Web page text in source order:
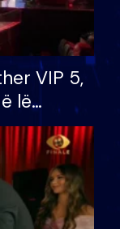
VIP 5,
lë
për